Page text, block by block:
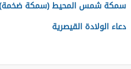
سمكة شمس المحيط (سمكة
دعاء الولادة القيصرية